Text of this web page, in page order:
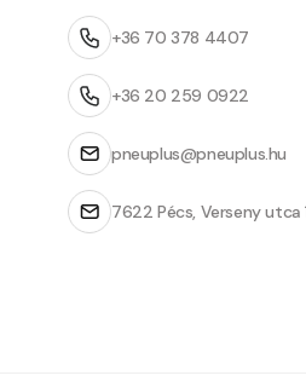
+36 70 378 4407
+36 20 259 0922
pneuplus@pneuplus.hu
7622 Pécs, Verseny utca